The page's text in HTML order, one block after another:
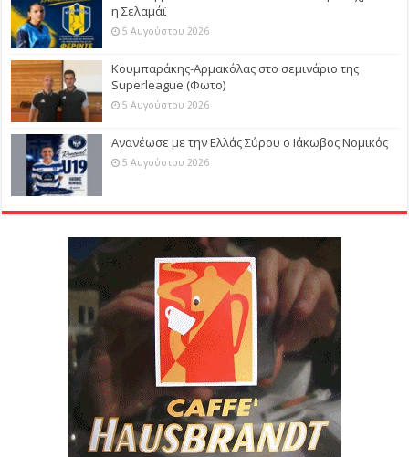
η Σελαμάϊ
5 Αυγούστου 2026
Κουμπαράκης-Αρμακόλας στο σεμινάριο της
Superleague (Φωτο)
5 Αυγούστου 2026
Ανανέωσε με την Ελλάς Σύρου ο Ιάκωβος Νομικός
5 Αυγούστου 2026